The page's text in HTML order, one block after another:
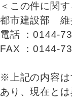
＜この件に関
都市建設部 維
電話 ：0144-
FAX ：0144-
※上記の内容は
あり、現在と